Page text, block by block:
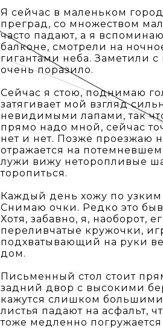
Я сейчас в маленьком
преград, со множеством
часто падают, а я
балконе, смотрели на
гигантами неба. Заметили с
очень поразило.
Сейчас я стою, поднимаю
затягивает мой взгляд
невидимыми лапами, так
прямо надо мной, сейчас
нет и нет. Позже проезжаю
отражается на
лужи вижу неторопливые
торопиться.
Каждый день хожу по
Снимаю очки. Редко это
Хотя, забавно, я, наоборот,
переливчатые кружочки,
подхватывающий на руки
дом.
Письменный стол стоит
задний двор с высокими
кажутся слишком
листья падают на асфальт,
тоже медленно